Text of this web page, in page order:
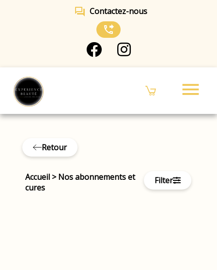
forum Contactez-nous
phone_forwarded
menu
Retour
Accueil >Nos abonnements et
cures
Filter